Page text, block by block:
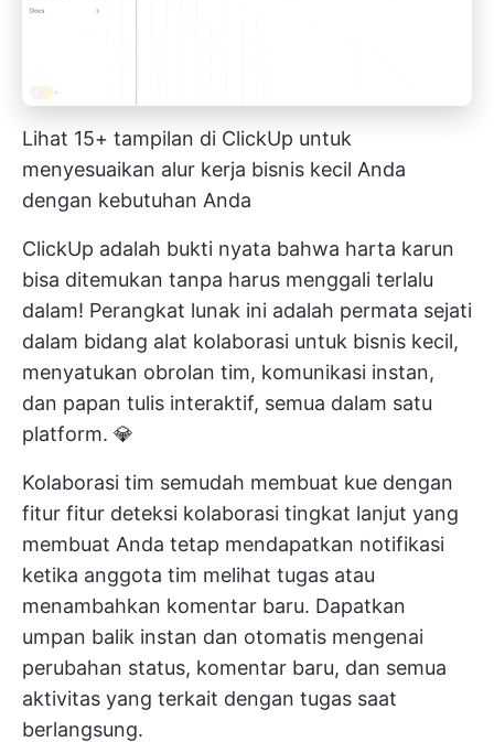
Lihat 15+ tampilan di ClickUp untuk
menyesuaikan alur kerja bisnis kecil Anda
dengan kebutuhan Anda
ClickUp adalah bukti nyata bahwa harta karun
bisa ditemukan tanpa harus menggali terlalu
dalam! Perangkat lunak ini adalah permata sejati
dalam bidang alat kolaborasi untuk bisnis kecil,
menyatukan obrolan tim, komunikasi instan,
dan papan tulis interaktif, semua dalam satu
platform. 💎
Kolaborasi tim semudah membuat kue dengan
fitur fitur deteksi kolaborasi tingkat lanjut yang
membuat Anda tetap mendapatkan notifikasi
ketika anggota tim melihat tugas atau
menambahkan komentar baru. Dapatkan
umpan balik instan dan otomatis mengenai
perubahan status, komentar baru, dan semua
aktivitas yang terkait dengan tugas saat
berlangsung.